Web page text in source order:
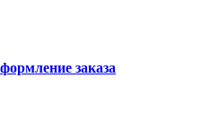
заказа